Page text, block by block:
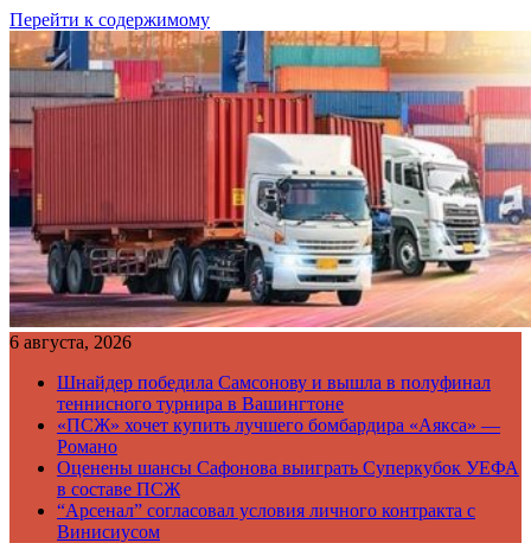
Перейти к содержимому
6 августа, 2026
Шнайдер победила Самсонову и вышла в полуфинал
теннисного турнира в Вашингтоне
«ПСЖ» хочет купить лучшего бомбардира «Аякса» —
Романо
Оценены шансы Сафонова выиграть Суперкубок УЕФА
в составе ПСЖ
“Арсенал” согласовал условия личного контракта с
Винисиусом